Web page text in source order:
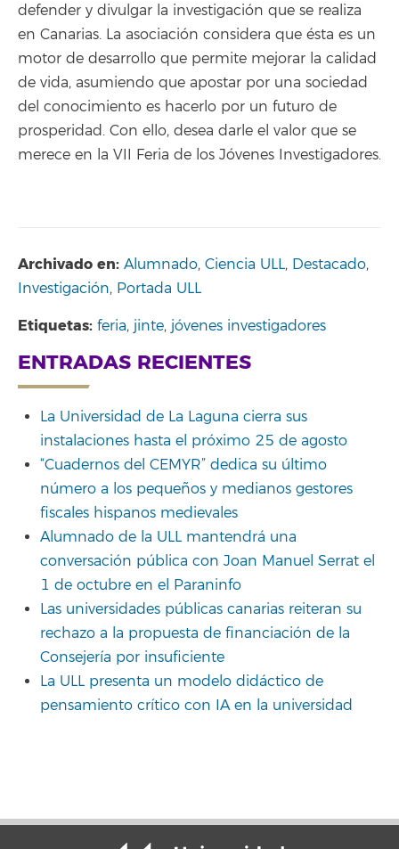
defender y divulgar la investigación que se realiza
en Canarias. La asociación considera que ésta es un
motor de desarrollo que permite mejorar la calidad
de vida, asumiendo que apostar por una sociedad
del conocimiento es hacerlo por un futuro de
prosperidad. Con ello, desea darle el valor que se
merece en la VII Feria de los Jóvenes Investigadores.
Archivado en: Alumnado, Ciencia ULL, Destacado,
Investigación, Portada ULL
Etiquetas: feria, jinte, jóvenes investigadores
ENTRADAS RECIENTES
La Universidad de La Laguna cierra sus
instalaciones hasta el próximo 25 de agosto
“Cuadernos del CEMYR” dedica su último
número a los pequeños y medianos gestores
fiscales hispanos medievales
Alumnado de la ULL mantendrá una
conversación pública con Joan Manuel Serrat el
1 de octubre en el Paraninfo
Las universidades públicas canarias reiteran su
rechazo a la propuesta de financiación de la
Consejería por insuficiente
La ULL presenta un modelo didáctico de
pensamiento crítico con IA en la universidad